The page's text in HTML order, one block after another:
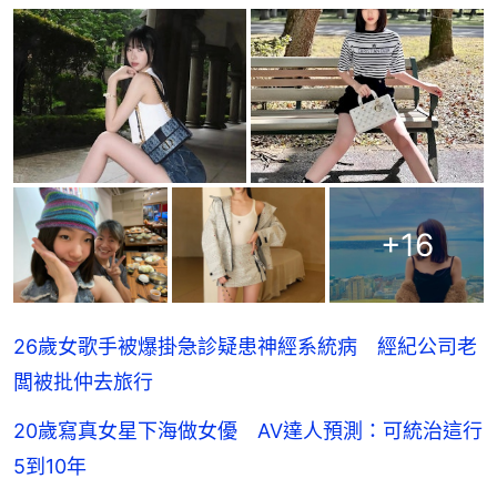
+16
26歲女歌手被爆掛急診疑患神經系統病 經紀公司老
闆被批仲去旅行
20歲寫真女星下海做女優 AV達人預測：可統治這行
5到10年